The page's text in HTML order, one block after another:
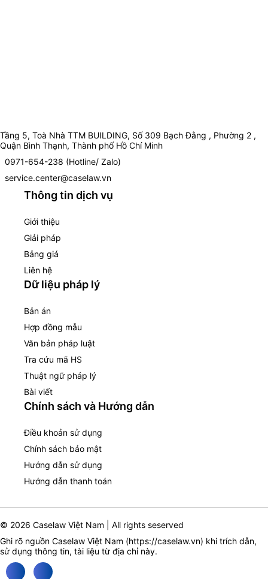
Tầng 5, Toà Nhà TTM BUILDING, Số 309 Bạch Đằng , Phường 2 ,
Quận Bình Thạnh, Thành phố Hồ Chí Minh
0971-654-238 (Hotline/ Zalo)
service.center@caselaw.vn
Thông tin dịch vụ
Giới thiệu
Giải pháp
Bảng giá
Liên hệ
Dữ liệu pháp lý
Bản án
Hợp đồng mẫu
Văn bản pháp luật
Tra cứu mã HS
Thuật ngữ pháp lý
Bài viết
Chính sách và Hướng dẫn
Điều khoản sử dụng
Chính sách bảo mật
Hướng dẫn sử dụng
Hướng dẫn thanh toán
© 2026 Caselaw Việt Nam | All rights seserved
Ghi rõ nguồn Caselaw Việt Nam (https://caselaw.vn) khi trích dẫn,
sử dụng thông tin, tài liệu từ địa chỉ này.